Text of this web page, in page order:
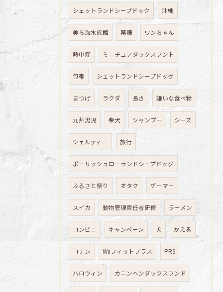
シェットランドシープドック 沖縄
美ら海水族館 禁煙 ワンちゃん
熱中症 ミニチュアダックスフント
包帯 シェットランドシープドッグ
まつげ ラクダ 長さ 嫌いな食べ物
九州男児 柴犬 シャンプー シーズ
シェルティー 旅行
ポーリッシュローランドシープドッグ
ふるさと祭り オタク ゲーマー
スイカ 動物管理責任者研修 ラーメン
コンビニ キャンペーン 犬 かえる
コナン Wiiフィットプラス PRS
ハロウィン カニンヘンダックスフンド